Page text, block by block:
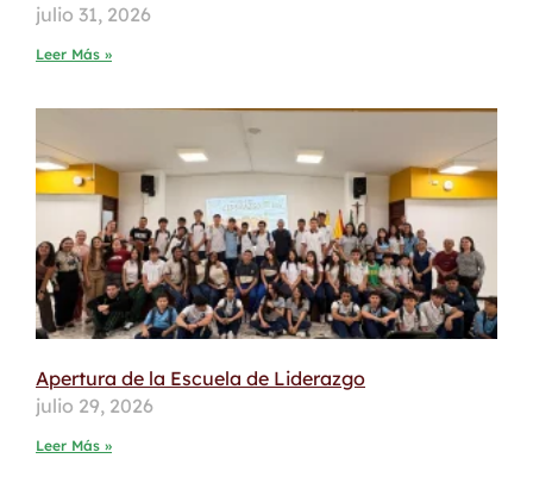
julio 31, 2026
Leer Más »
Apertura de la Escuela de Liderazgo
julio 29, 2026
Leer Más »